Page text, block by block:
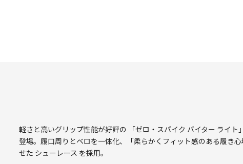
軽さと高いグリップ性能が好評の 「ゼロ・スパイク バイター ライ
登場。履口周りとベロを一体化、「柔らかくフィット感のある履き
せた シューレース を採用。